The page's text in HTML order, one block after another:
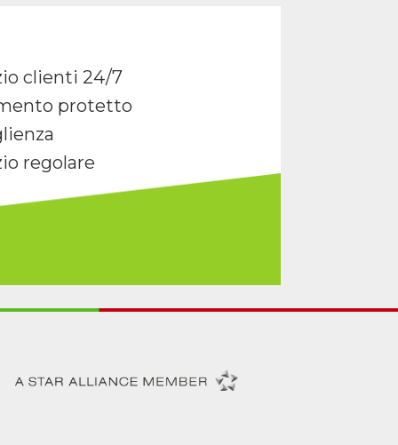
clienti 24/7
protetto
regolare